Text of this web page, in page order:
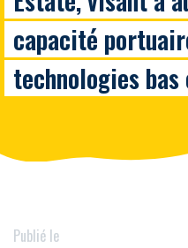
capacité
technologies bas
Publié le